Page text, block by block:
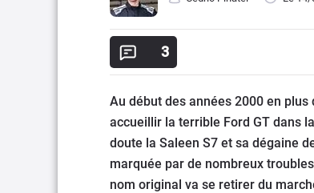
3
Au début des années 2000 en
accueillir la terrible Ford GT dans
doute la Saleen S7 et sa dégaine
marquée par de nombreux
nom original va se retirer du